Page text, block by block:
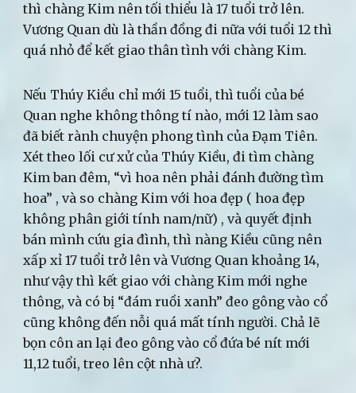
thì chàng Kim nên tối thiểu là 17 tuổi trở lên.
Vương Quan dù là thần đồng đi nữa với tuổi 12 thì
quá nhỏ để kết giao thân tình với chàng Kim.
Nếu Thúy Kiều chỉ mới 15 tuổi, thì tuổi của bé
Quan nghe không thông tí nào, mới 12 làm sao
đã biết rành chuyện phong tình của Đạm Tiên.
Xét theo lối cư xử của Thúy Kiều, đi tìm chàng
Kim ban đêm, “vì hoa nên phải đánh đường tìm
hoa” , và so chàng Kim với hoa đẹp ( hoa đẹp
không phân giới tính nam/nữ) , và quyết định
bán mình cứu gia đình, thì nàng Kiều cũng nên
xấp xỉ 17 tuổi trở lên và Vương Quan khoảng 14,
như vậy thì kết giao với chàng Kim mới nghe
thông, và có bị “đám ruồi xanh” đeo gông vào cổ
cũng không đến nỗi quá mất tính người. Chả lẽ
bọn côn an lại đeo gông vào cổ đứa bé nít mới
11,12 tuổi, treo lên cột nhà ư?.